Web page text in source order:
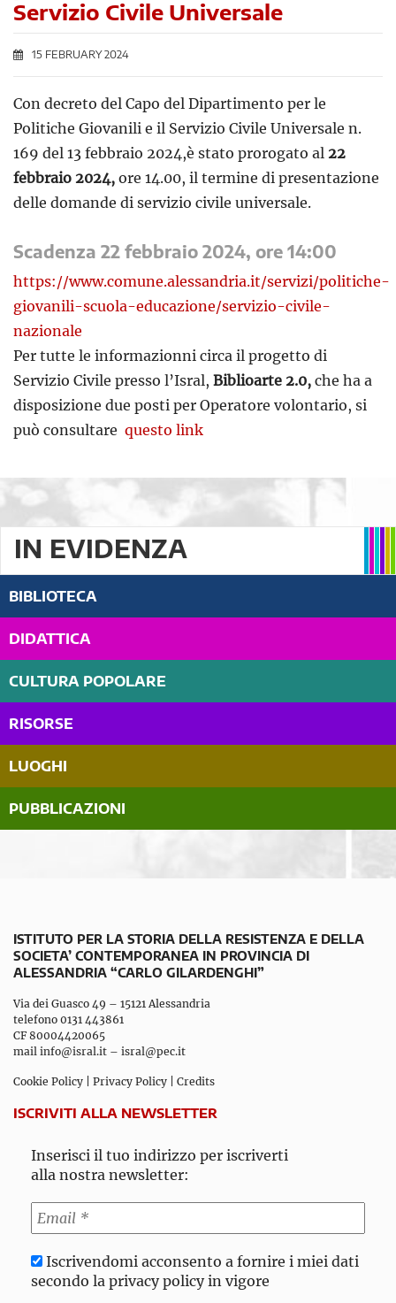
Servizio Civile Universale
15 FEBRUARY 2024
Con decreto del Capo del Dipartimento per le
Politiche Giovanili e il Servizio Civile Universale n.
169 del 13 febbraio 2024,è stato prorogato al 22
febbraio 2024, ore 14.00, il termine di presentazione
delle domande di servizio civile universale.
Scadenza 22 febbraio 2024, ore 14:00
https://www.comune.alessandria.it/servizi/politiche-
giovanili-scuola-educazione/servizio-civile-
nazionale
Per tutte le informazionni circa il progetto di
Servizio Civile presso l’Isral, Biblioarte 2.0, che ha a
disposizione due posti per Operatore volontario, si
può consultare questo link
IN EVIDENZA
BIBLIOTECA
DIDATTICA
CULTURA POPOLARE
RISORSE
LUOGHI
PUBBLICAZIONI
ISTITUTO PER LA STORIA DELLA RESISTENZA E DELLA
SOCIETA’ CONTEMPORANEA IN PROVINCIA DI
ALESSANDRIA “CARLO GILARDENGHI”
Via dei Guasco 49 – 15121 Alessandria
telefono 0131 443861
CF 80004420065
mail info@isral.it – isral@pec.it
Cookie Policy Privacy Policy Credits
ISCRIVITI ALLA NEWSLETTER
Inserisci il tuo indirizzo per iscriverti
alla nostra newsletter:
Iscrivendomi acconsento a fornire i miei dati
secondo la privacy policy in vigore